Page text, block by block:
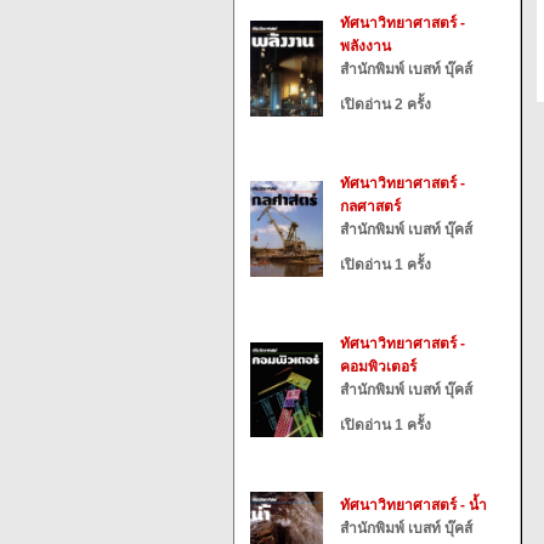
ทัศนาวิทยาศาสตร์ -
พลังงาน
สำนักพิมพ์ เบสท์ บุ๊คส์
เปิดอ่าน 2 ครั้ง
ทัศนาวิทยาศาสตร์ -
กลศาสตร์
สำนักพิมพ์ เบสท์ บุ๊คส์
เปิดอ่าน 1 ครั้ง
ทัศนาวิทยาศาสตร์ -
คอมพิวเตอร์
สำนักพิมพ์ เบสท์ บุ๊คส์
เปิดอ่าน 1 ครั้ง
ทัศนาวิทยาศาสตร์ - น้ำ
สำนักพิมพ์ เบสท์ บุ๊คส์